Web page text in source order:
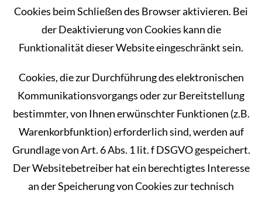
Cookies beim Schließen des Browser aktivieren. Bei
der Deaktivierung von Cookies kann die
Funktionalität dieser Website eingeschränkt sein.
Cookies, die zur Durchführung des elektronischen
Kommunikationsvorgangs oder zur Bereitstellung
bestimmter, von Ihnen erwünschter Funktionen (z.B.
Warenkorbfunktion) erforderlich sind, werden auf
Grundlage von Art. 6 Abs. 1 lit. f DSGVO gespeichert.
Der Websitebetreiber hat ein berechtigtes Interesse
an der Speicherung von Cookies zur technisch